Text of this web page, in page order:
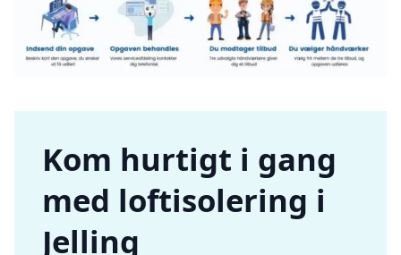
Kom hurtigt i gang
med loftisolering i
Jelling